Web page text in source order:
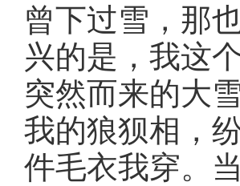
曾下过雪，那
兴的是，我这
突然而来的大
我的狼狈相，
件毛衣我穿。